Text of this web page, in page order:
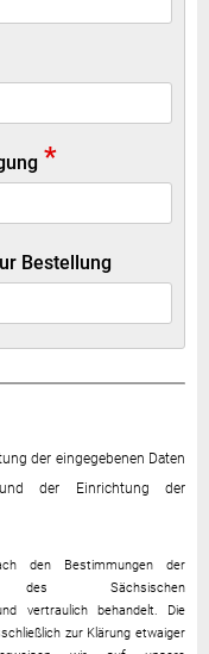
*
Bestellung
der eingegebenen Daten
der Einrichtung der
den Bestimmungen der
des Sächsischen
vertraulich behandelt. Die
zur Klärung etwaiger